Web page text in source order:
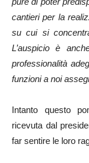
cantieri per la
su cui si
L’auspicio è
professionalità
funzioni a noi
Intanto questo
ricevuta dal
far sentire le loro